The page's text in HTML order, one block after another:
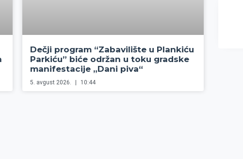
Dečji program “Zabavilište u Plankiću
Parkiću” biće održan u toku gradske
manifestacije „Dani piva“
5. avgust 2026. 10:44